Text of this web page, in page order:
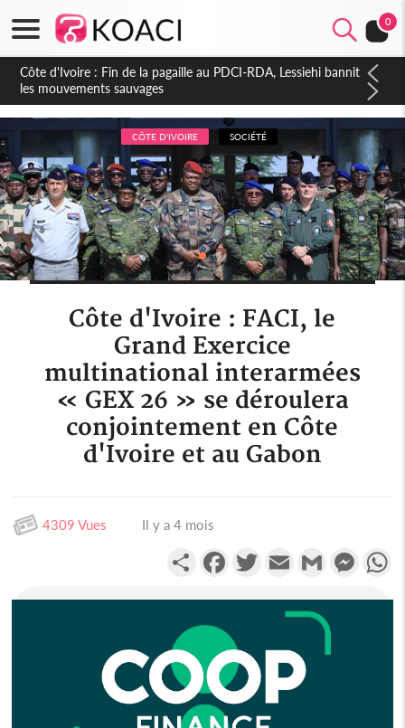
0
Côte d'Ivoire : Ouattara promet des sanctions contre les
déguerpissements illégaux
CÔTE D'IVOIRE SOCIÉTÉ
Côte d'Ivoire : FACI, le
Grand Exercice
multinational interarmées
« GEX 26 » se déroulera
conjointement en Côte
d'Ivoire et au Gabon
4309 Vues Il y a 4 mois
PartagerFacebookTwitterEmail Gmail